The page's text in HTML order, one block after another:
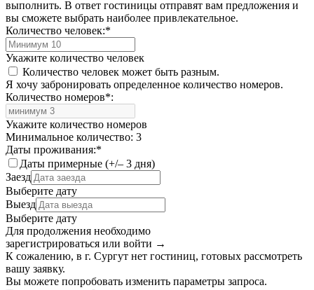
выполнить. В ответ гостиницы отправят вам предложения и
вы сможете выбрать наиболее привлекательное.
Количество человек:*
Укажите количество человек
Количество человек может быть разным.
Я хочу забронировать определенное количество номеров.
Количество номеров*:
Укажите количество номеров
Минимальное количество: 3
Даты проживания:*
Даты примерные (+/– 3 дня)
Заезд
Выберите дату
Выезд
Выберите дату
Для продолжения необходимо
зарегистрироваться или войти →
К сожалению, в г. Сургут нет гостиниц, готовых рассмотреть
вашу заявку.
Вы можете попробовать изменить параметры запроса.